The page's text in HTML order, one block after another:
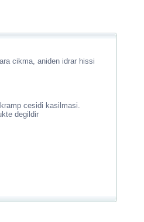
cikma, aniden idrar hissi
cesidi kasilmasi.
degildir